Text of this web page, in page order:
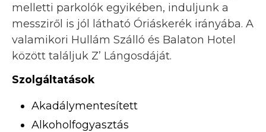
melletti parkolók egyikében, induljunk a
messziről is jól látható Óriáskerék irányába. A
valamikori Hullám Szálló és Balaton Hotel
között találjuk Z’ Lángosdáját.
Szolgáltatások
Akadálymentesített
Alkoholfogyasztás